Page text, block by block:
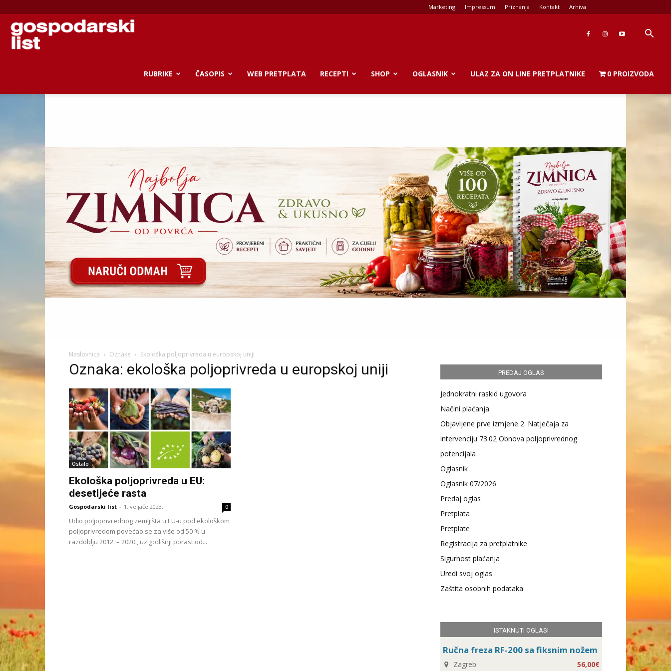
Marketing Impressum Priznanja Kontakt Arhiva
Gospodarski
RUBRIKE ČASOPIS WEB PRETPLATA RECEPTI SHOP OGLASNIK ULAZ ZA ON LINE PRETPLATNIKE 0 PROIZVODA
Naslovnica Oznake Ekološka poljoprivreda u europskoj uniji
Oznaka: ekološka poljoprivreda u europskoj uniji
Ostalo
Ekološka poljoprivreda u EU:
desetljeće rasta
Gospodarski list - 1. veljače 2023. 0
Udio poljoprivrednog zemljišta u EU-u pod ekološkom
poljoprivredom povećao se za više od 50 % u
razdoblju 2012. – 2020., uz godišnji porast od...
PREDAJ OGLAS
Jednokratni raskid ugovora
Načini plaćanja
Objavljene prve izmjene 2. Natječaja za
intervenciju 73.02 Obnova poljoprivrednog
potencijala
Oglasnik
Oglasnik 07/2026
Predaj oglas
Pretplata
Pretplate
Registracija za pretplatnike
Sigurnost plaćanja
Uredi svoj oglas
Zaštita osobnih podataka
ISTAKNUTI OGLASI
Ručna freza RF-200 sa fiksnim nožem
Zagreb 56,00€